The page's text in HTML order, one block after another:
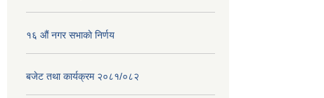
१६ ‌औं नगर सभाकाे निर्णय
बजेट तथा कार्यक्रम २०८१/०८२